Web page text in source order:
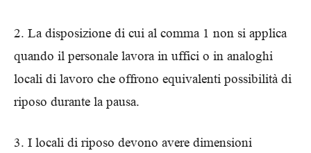
2. La disposizione di cui al comma 1 non si applica
quando il personale lavora in uffici o in analoghi
locali di lavoro che offrono equivalenti possibilità di
riposo durante la pausa.
3. I locali di riposo devono avere dimensioni